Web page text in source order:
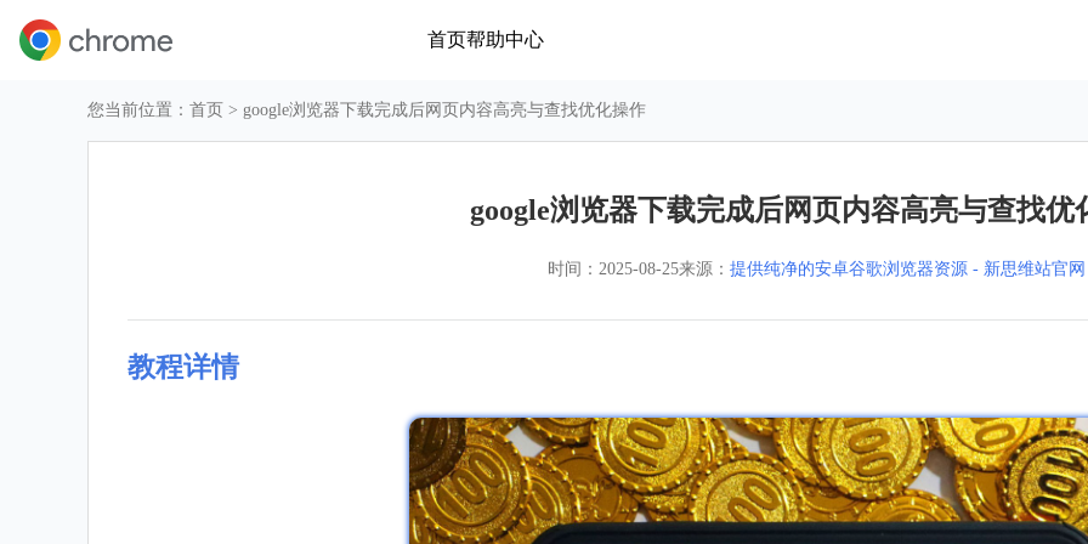
首页帮助中心
您当前位置： 首页 > google浏览器下载完成后网页内容高亮与查找优化操作
google浏览器下载完成后网页内容高亮与查找优
时间： 2025-08-25来源： 提供纯净的安卓谷歌浏览器资源 - 新思维站官网
教程详情